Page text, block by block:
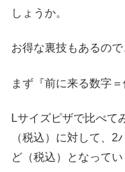
しょうか。
お得な裏技もあるの
まず『前に来る数字
Lサイズピザで比べて
（税込）に対して、
ど（税込）となってい